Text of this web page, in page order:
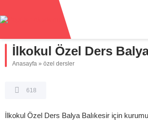
İlkokul Özel Ders
Anasayfa » özel dersler
618
İlkokul Özel Ders Balya Balıkesir için